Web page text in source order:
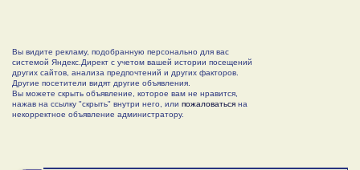
Вы видите рекламу, подобранную персонально для вас
системой Яндекс.Директ с учетом вашей истории посещений
других сайтов, анализа предпочтений и других факторов.
Другие посетители видят другие объявления.
Вы можете скрыть объявление, которое вам не нравится,
нажав на ссылку "скрыть" внутри него, или пожаловаться на
некорректное объявление администратору.